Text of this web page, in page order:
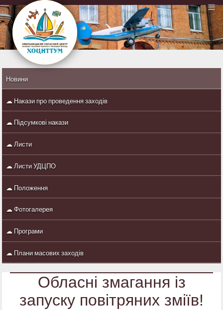
Новини
☁ Накази про проведення заходів
☁ Підсумкові накази
☁ Листи
☁ Листи УДЦПО
☁ Положення
☁ Фотогалерея
☁ Програми
☁ Плани масових заходів
Обласні змагання із
запуску повітряних зміїв!